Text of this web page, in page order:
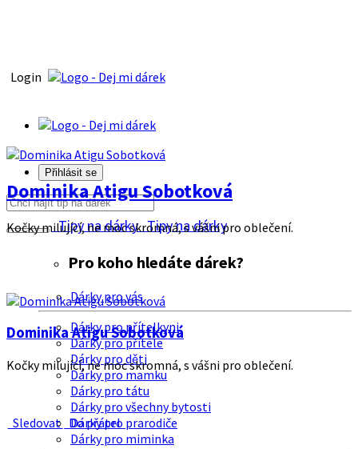
Login
Přihlásit se
Tipy na dárkyTipy na dárky
Pro koho hledáte dárek?
Dárky pro vás
Dárky pro přítelkyni
Dárky pro přítele
Dárky pro děti
Dárky pro mamku
Dárky pro tátu
Dárky pro všechny bytosti
Dárky pro prarodiče
Dárky pro miminka
Dominika Atigu Sobotková
Kočky milující, ne moc skromná, s vášni pro oblečení.
Dominika Atigu Sobotková
Kočky milující, ne moc skromná, s vášni pro oblečení.
Sledovat Do přátel